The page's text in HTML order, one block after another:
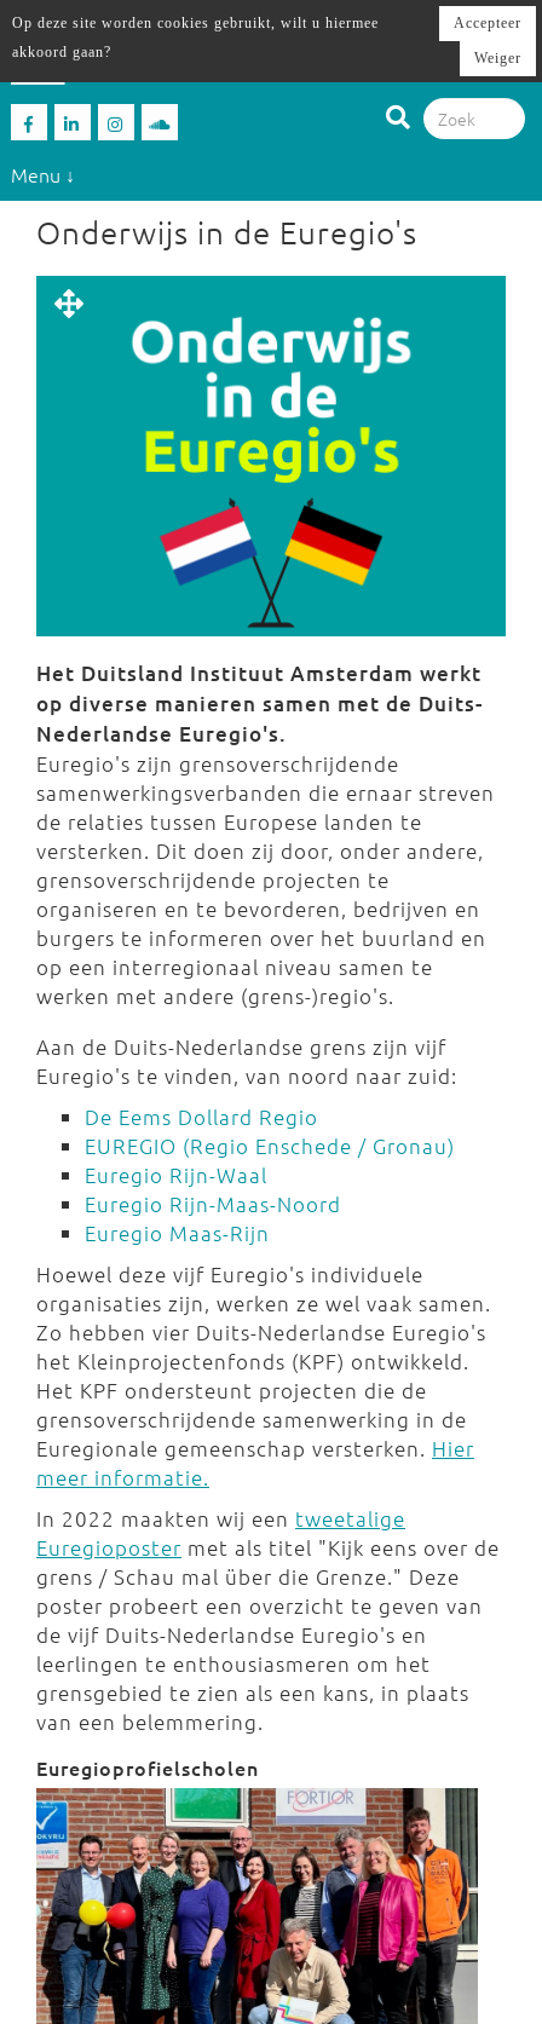
Menu ↓
Onderwijs in de Euregio's
Het Duitsland Instituut Amsterdam werkt
op diverse manieren samen met de Duits-
Nederlandse Euregio's.
Euregio's zijn grensoverschrijdende
samenwerkingsverbanden die ernaar streven
de relaties tussen Europese landen te
versterken. Dit doen zij door, onder andere,
grensoverschrijdende projecten te
organiseren en te bevorderen, bedrijven en
burgers te informeren over het buurland en
op een interregionaal niveau samen te
werken met andere (grens-)regio's.
Aan de Duits-Nederlandse grens zijn vijf
Euregio's te vinden, van noord naar zuid:
De Eems Dollard Regio
EUREGIO (Regio Enschede / Gronau)
Euregio Rijn-Waal
Euregio Rijn-Maas-Noord
Euregio Maas-Rijn
Hoewel deze vijf Euregio's individuele
organisaties zijn, werken ze wel vaak samen.
Zo hebben vier Duits-Nederlandse Euregio's
het Kleinprojectenfonds (KPF) ontwikkeld.
Het KPF ondersteunt projecten die de
grensoverschrijdende samenwerking in de
Euregionale gemeenschap versterken. Hier
meer informatie.
In 2022 maakten wij een tweetalige
Euregioposter met als titel "Kijk eens over de
grens / Schau mal über die Grenze." Deze
poster probeert een overzicht te geven van
de vijf Duits-Nederlandse Euregio's en
leerlingen te enthousiasmeren om het
grensgebied te zien als een kans, in plaats
van een belemmering.
Euregioprofielscholen
Op deze site worden cookies gebruikt, wilt u hiermee
akkoord gaan?
Accepteer
Weiger